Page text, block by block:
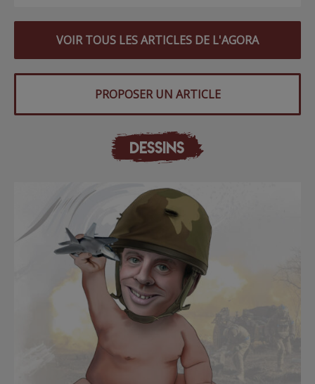
VOIR TOUS LES ARTICLES DE L'AGORA
PROPOSER UN ARTICLE
DESSINS